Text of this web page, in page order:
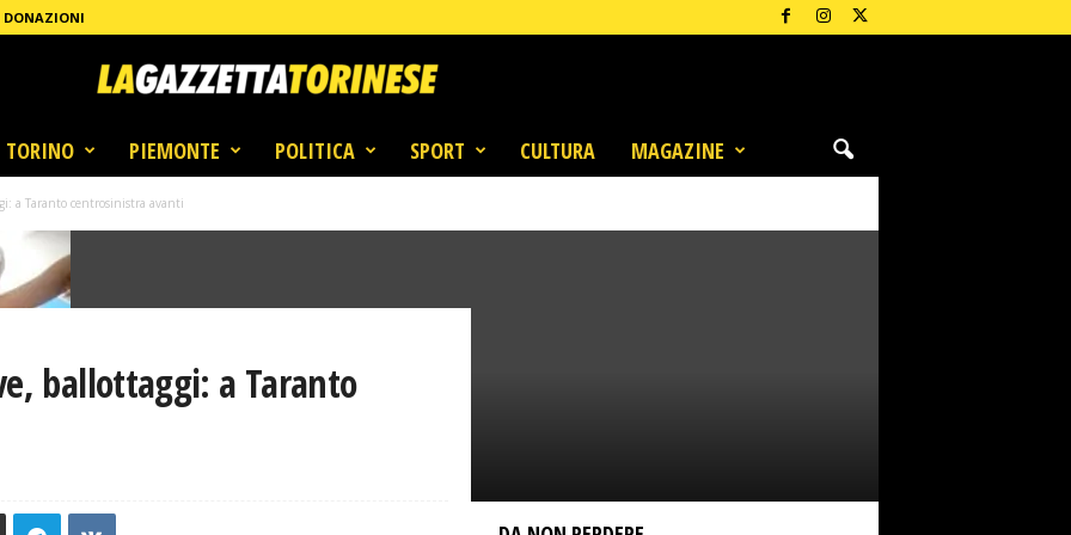
DONAZIONI
TORINO PIEMONTE POLITICA SPORT CULTURA MAGAZINE
a Taranto centrosinistra avanti
ballottaggi: a Taranto